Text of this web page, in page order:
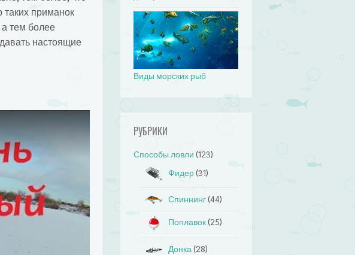
таких приманок
а тем более
настоящие
Виды морских рыб
РУБРИКИ
Способы ловли (123)
Фидер (31)
Спиннинг (44)
Поплавок (25)
Донка (28)